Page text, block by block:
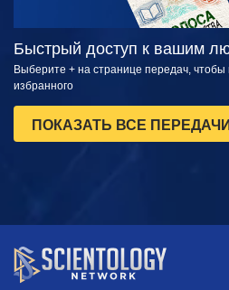
Быстрый доступ к вашим
Выберите + на странице передач, чтобы
избранного
ПОКАЗАТЬ ВСЕ ПЕРЕДАЧИ